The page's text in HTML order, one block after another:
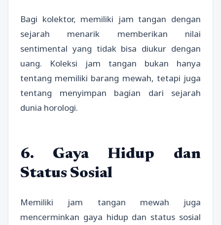
Bagi kolektor, memiliki jam tangan dengan
sejarah menarik memberikan nilai
sentimental yang tidak bisa diukur dengan
uang. Koleksi jam tangan bukan hanya
tentang memiliki barang mewah, tetapi juga
tentang menyimpan bagian dari sejarah
dunia horologi.
6. Gaya Hidup dan
Status Sosial
Memiliki jam tangan mewah juga
mencerminkan gaya hidup dan status sosial